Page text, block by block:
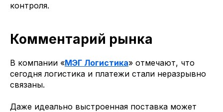
контроля.
Комментарий рынка
В компании «МЭГ Логистика» отмечают, что
сегодня логистика и платежи стали неразрывно
связаны.
Даже идеально выстроенная поставка может